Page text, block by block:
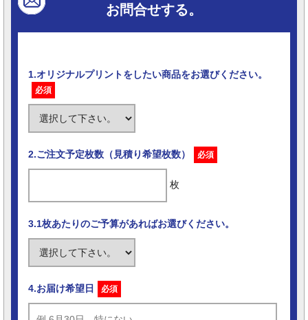
お問合せする。
1.オリジナルプリントをしたい商品をお選びください。
必須
2.ご注文予定枚数（見積り希望枚数） 必須
枚
3.1枚あたりのご予算があればお選びください。
4.お届け希望日 必須